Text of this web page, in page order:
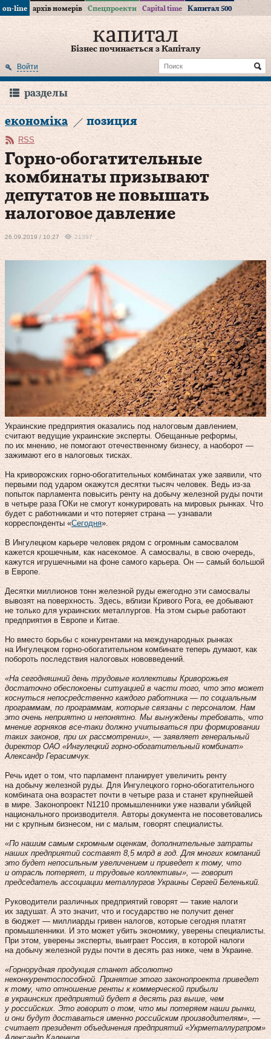
on-line архів номерів Спецпроекти Capital time Капитал 500
Бізнес починається з Капіталу
Войти
разделы
економіка позиция
RSS
Горно-обогатительные
комбинаты призывают
депутатов не повышать
налоговое давление
26.09.2019 / 10:27 21397
Украинские предприятия оказались под налоговым давлением,
считают ведущие украинские эксперты. Обещанные реформы,
по их мнению, не помогают отечественному бизнесу, а наоборот —
зажимают его в налоговых тисках.
На криворожских горно-обогатительных комбинатах уже заявили, что
первыми под ударом окажутся десятки тысяч человек. Ведь из-за
попыток парламента повысить ренту на добычу железной руды почти
в четыре раза ГОКи не смогут конкурировать на мировых рынках. Что
будет с работниками и что потеряет страна — узнавали
корреспонденты «Сегодня».
В Ингулецком карьере человек рядом с огромным самосвалом
кажется крошечным, как насекомое. А самосвалы, в свою очередь,
кажутся игрушечными на фоне самого карьера. Он — самый большой
в Европе.
Десятки миллионов тонн железной руды ежегодно эти самосвалы
вывозят на поверхность. Здесь, вблизи Кривого Рога, ее добывают
не только для украинских металлургов. На этом сырье работают
предприятия в Европе и Китае.
Но вместо борьбы с конкурентами на международных рынках
на Ингулецком горно-обогатительном комбинате теперь думают, как
побороть последствия налоговых нововведений.
«На сегодняшний день трудовые коллективы Криворожьея
достаточно обеспокоены ситуацией в части того, что это может
коснуться непосредственно каждого работника — по социальным
программам, по программам, которые связаны с персоналом. Нам
это очень неприятно и непонятно. Мы вынуждены требовать, что
мнение горняков все-таки должно учитываться при формировании
таких законов, при их рассмотрении», — заявляет генеральный
директор ОАО «Ингулецкий горно-обогатительный комбинат»
Александр Герасимчук.
Речь идет о том, что парламент планирует увеличить ренту
на добычу железной руды. Для Ингулецкого горно-обогатительного
комбината она возрастет почти в четыре раза и станет крупнейшей
в мире. Законопроект N1210 промышленники уже назвали убийцей
национального производителя. Авторы документа не посоветовались
ни с крупным бизнесом, ни с малым, говорят специалисты.
«По нашим самым скромным оценкам, дополнительные затраты
наших предприятий составят 8,5 млрд в год. Для многих компаний
это будет непосильным увеличением и приведет к тому, что
и отрасль потеряет, и трудовые коллективы», — говорит
председатель ассоциации металлургов Украины Сергей Беленький.
Руководители различных предприятий говорят — такие налоги
их задушат. А это значит, что и государство не получит денег
в бюджет — миллиарды гривен налогов, которые сегодня платят
промышленники. И это может убить экономику, уверены специалисты.
При этом, уверены эксперты, выиграет Россия, в которой налоги
на добычу железной руды почти в десять раз ниже, чем в Украине.
«Горнорудная продукция станет абсолютно
неконкурентоспособной. Принятие этого законопроекта приведет
к тому, что отношение ренты к коммерческой прибыли
в украинских предприятий будет в десять раз выше, чем
у российских. Это говорит о том, что мы потеряем наши рынки,
и они будут доставаться именно российским производителям», —
считает президент объединения предприятий «Укрметаллургпром»